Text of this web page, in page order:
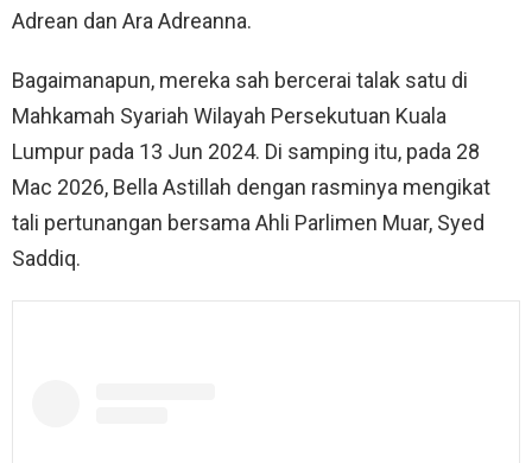
Adrean dan Ara Adreanna.
Bagaimanapun, mereka sah bercerai talak satu di
Mahkamah Syariah Wilayah Persekutuan Kuala
Lumpur pada 13 Jun 2024. Di samping itu, pada 28
Mac 2026, Bella Astillah dengan rasminya mengikat
tali pertunangan bersama Ahli Parlimen Muar, Syed
Saddiq.